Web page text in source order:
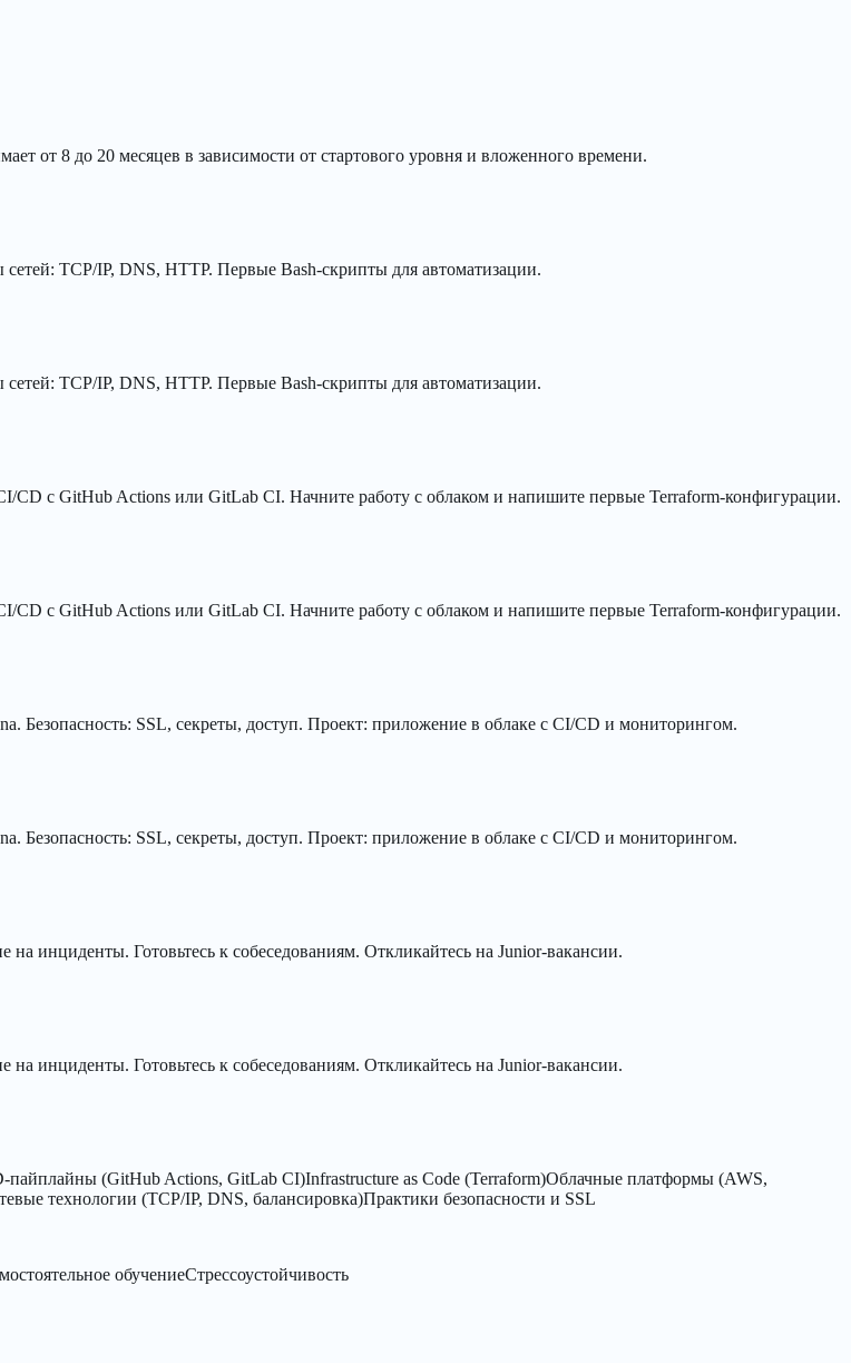
от 8 до 20 месяцев в зависимости от стартового уровня и вложенного времени.
TCP/IP, DNS, HTTP. Первые Bash-скрипты для автоматизации.
TCP/IP, DNS, HTTP. Первые Bash-скрипты для автоматизации.
CD с GitHub Actions или GitLab CI. Начните работу с облаком и напишите первые Terraform-конфигурации.
CD с GitHub Actions или GitLab CI. Начните работу с облаком и напишите первые Terraform-конфигурации.
Безопасность: SSL, секреты, доступ. Проект: приложение в облаке с CI/CD и мониторингом.
Безопасность: SSL, секреты, доступ. Проект: приложение в облаке с CI/CD и мониторингом.
инциденты. Готовьтесь к собеседованиям. Откликайтесь на Junior-вакансии.
инциденты. Готовьтесь к собеседованиям. Откликайтесь на Junior-вакансии.
пайплайны (GitHub Actions, GitLab CI)Infrastructure as Code (Terraform)Облачные платформы (AWS,
технологии (TCP/IP, DNS, балансировка)Практики безопасности и SSL
обучениеСтрессоустойчивость